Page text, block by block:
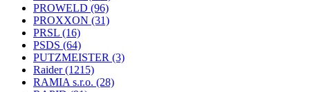
PROWELD (96)
PROXXON (31)
PRSL (16)
PSDS (64)
PUTZMEISTER (3)
Raider(1215)
RAMIA s.r.o. (28)